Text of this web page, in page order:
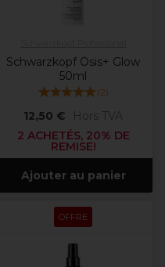
Schwarzkopf Osis+ Glow
50ml
(2)
12,50 €
Hors TVA
2 ACHETÉS, 20% DE
REMISE!
Ajouter au panier
OFFRE